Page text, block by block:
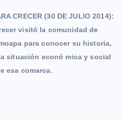
CRECER (30 DE JULIO 2014):
visitó la comunidad de
para conocer su historia,
situación econó mica y social
esa comarca.